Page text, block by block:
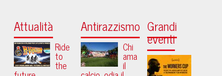
Attualità
Ride
to
the
Antirazzismo
Chi
ama
il
Grandi
eventi